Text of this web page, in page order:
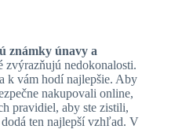
známky únavy a
zvýrazňujú nedokonalosti.
k vám hodí najlepšie. Aby
nakupovali online,
pravidiel, aby ste zistili,
ten najlepší vzhľad. V